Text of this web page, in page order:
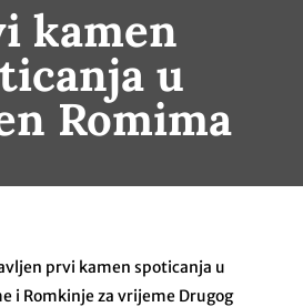
kamen
u
Romima
prvi kamen spoticanja u
i Romkinje za vrijeme Drugog